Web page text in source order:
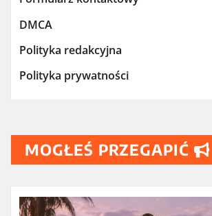
DMCA
Polityka redakcyjna
Polityka prywatności
MOGŁEŚ PRZEGAPIĆ